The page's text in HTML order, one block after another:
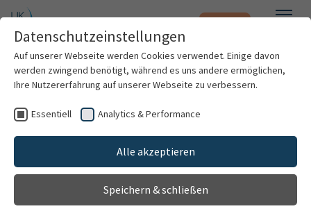
Zum Hauptinhalt springen Notfall
Patienten & Besucher
Kliniken & Institute
Forschung
Dr. med. Moritz B. Merbecks
Datenschutzeinstellungen
Auf unserer Webseite werden Cookies verwendet. Einige davon
werden zwingend benötigt, während es uns andere ermöglichen,
Ihre Nutzererfahrung auf unserer Webseite zu verbessern.
Essentiell Analytics & Performance
Alle akzeptieren
Speichern & schließen